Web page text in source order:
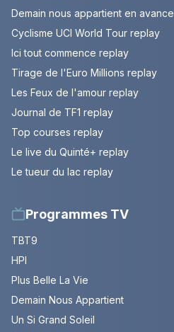
Demain nous appartient en avance
Cyclisme UCI World Tour replay
Ici tout commence replay
Tirage de l'Euro Millions replay
Les Feux de l'amour replay
Journal de TF1 replay
Top courses replay
Le live du Quinté+ replay
Le tueur du lac replay
Programmes TV
TBT9
HPI
Plus Belle La Vie
Demain Nous Appartient
Un Si Grand Soleil